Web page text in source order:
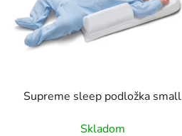
Supreme sleep podložka small
Skladom